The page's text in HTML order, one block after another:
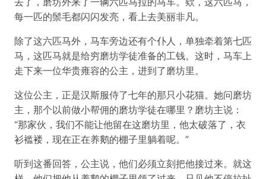
每一匹的鬃毛都闪闪发亮，看上去美丽非凡。
除了这六匹马外，马车旁边还有个仆人，单独牵着第七匹
马，这匹马就是给穷磨坊学徒准备的工钱。这时，马车上
走下来一位华贵雍容的公主，进到了磨坊里。
这位公主，正是汉斯服侍了七年的那只小花猫。她问磨坊
主，那个以前做小帮佣的磨坊学徒在哪里？磨坊主说：
“那家伙，我们不能让他留在这磨坊里，他太破落了，衣
衫褴褛，现在正在养鹅的棚子里躺着呢。”
听到这番回答，公主说，他们必须立刻把他接过来。就这